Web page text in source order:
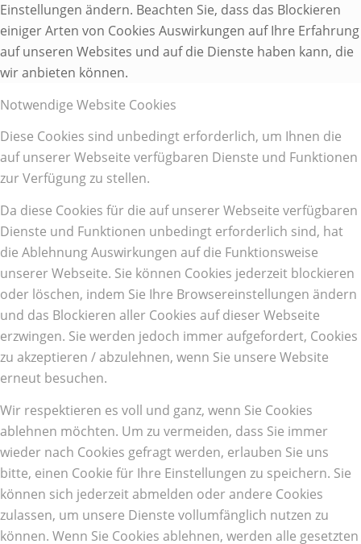
Einstellungen ändern. Beachten Sie, dass das Blockieren
einiger Arten von Cookies Auswirkungen auf Ihre Erfahrung
auf unseren Websites und auf die Dienste haben kann, die
wir anbieten können.
Notwendige Website Cookies
Diese Cookies sind unbedingt erforderlich, um Ihnen die
auf unserer Webseite verfügbaren Dienste und Funktionen
zur Verfügung zu stellen.
Da diese Cookies für die auf unserer Webseite verfügbaren
Dienste und Funktionen unbedingt erforderlich sind, hat
die Ablehnung Auswirkungen auf die Funktionsweise
unserer Webseite. Sie können Cookies jederzeit blockieren
oder löschen, indem Sie Ihre Browsereinstellungen ändern
und das Blockieren aller Cookies auf dieser Webseite
erzwingen. Sie werden jedoch immer aufgefordert, Cookies
zu akzeptieren / abzulehnen, wenn Sie unsere Website
erneut besuchen.
Wir respektieren es voll und ganz, wenn Sie Cookies
ablehnen möchten. Um zu vermeiden, dass Sie immer
wieder nach Cookies gefragt werden, erlauben Sie uns
bitte, einen Cookie für Ihre Einstellungen zu speichern. Sie
können sich jederzeit abmelden oder andere Cookies
zulassen, um unsere Dienste vollumfänglich nutzen zu
können. Wenn Sie Cookies ablehnen, werden alle gesetzten